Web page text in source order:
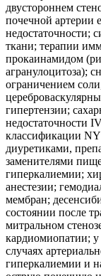
двустороннем
почечной артерии
недостаточности;
ткани; терапии
прокаинамидом
агранулоцитоза);
ограничением
гипертензии;
недостаточности
классификации
диуретиками,
заменителями
гиперкалиемии;
анестезии;
мембран;
состоянии после
митральном
кардиомиопатии;
случаях
гиперкалиемии и